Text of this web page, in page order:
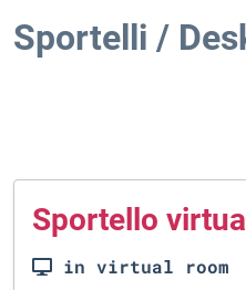
Sportelli /
Sportello
in virtual room